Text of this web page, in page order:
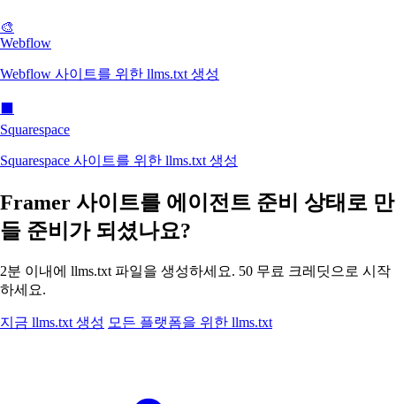
🎨
Webflow
Webflow 사이트를 위한 llms.txt 생성
Squarespace
Squarespace 사이트를 위한 llms.txt 생성
Framer 사이트를 에이전트 준비 상태로 만
들 준비가 되셨나요?
2분 이내에 llms.txt 파일을 생성하세요. 50 무료 크레딧으로 시작
하세요.
지금 llms.txt 생성 모든 플랫폼을 위한 llms.txt